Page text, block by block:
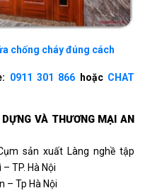
chống cháy đúng cách
0911 301 866 hoặcCHAT
VÀ THƯƠNG MẠI AN
sản xuất Làng nghề tập
TP. Hà Nội
– Tp Hà Nội